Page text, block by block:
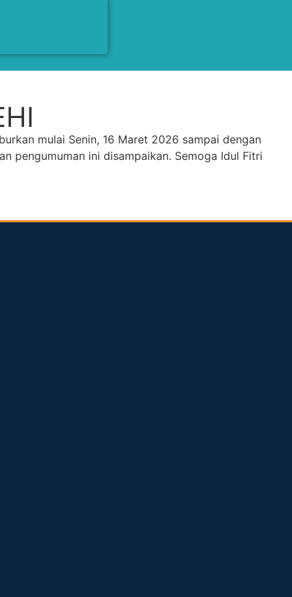
mulai Senin, 16 Maret 2026 sampai dengan
pengumuman ini disampaikan. Semoga Idul Fitri